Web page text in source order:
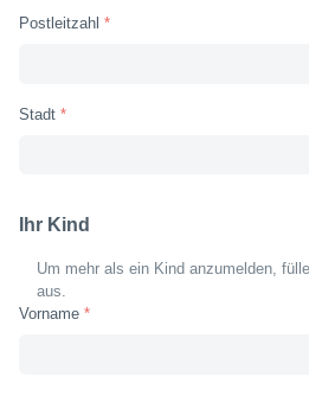
Postleitzahl
Stadt
Ihr Kind
Um mehr als ein Kind anzumelden,
aus.
Vorname